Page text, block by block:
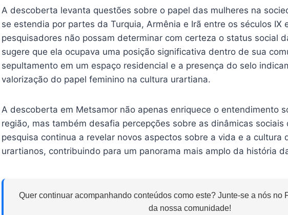
A descoberta levanta questões sobre o papel das mulheres na
se estendia por partes da Turquia, Armênia e Irã entre os séculos IX
pesquisadores não possam determinar com certeza o status social
sugere que ela ocupava uma posição significativa dentro de sua
sepultamento em um espaço residencial e a presença do selo
valorização do papel feminino na cultura urartiana.
A descoberta em Metsamor não apenas enriquece o entendimento
região, mas também desafia percepções sobre as dinâmicas sociais
pesquisa continua a revelar novos aspectos sobre a vida e a cultura
urartianos, contribuindo para um panorama mais amplo da história
Quer continuar acompanhando conteúdos como este? Junte-se a nós no
da nossa comunidade!